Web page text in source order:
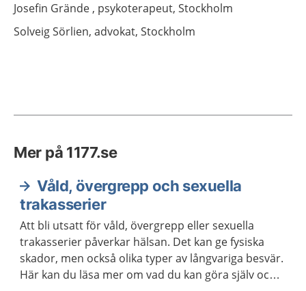
Josefin Grände , psykoterapeut, Stockholm
SolveigSörlien, advokat, Stockholm
Mer på 1177.se
Våld, övergrepp och sexuella
trakasserier
Att bli utsatt för våld, övergrepp eller sexuella
trakasserier påverkar hälsan. Det kan ge fysiska
skador, men också olika typer av långvariga besvär.
Här kan du läsa mer om vad du kan göra själv och